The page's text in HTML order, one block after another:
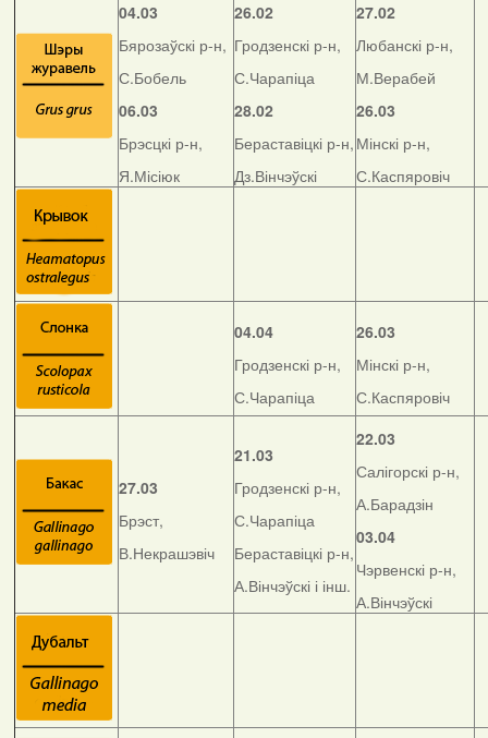
04.03
Бярозаўскі р-н,
С.Бобель
06.03
Брэсцкі р-н,
Я.Місіюк
26.02
Гродзенскі р-н,
С.Чарапіца
28.02
Бераставіцкі р-н,
Дз.Вінчэўскі
27.02
Любанскі р-н,
М.Верабей
26.03
Мінскі р-н,
С.Каспяровіч
04.04
Гродзенскі р-н,
С.Чарапіца
26.03
Мінскі р-н,
С.Каспяровіч
27.03
Брэст,
В.Некрашэвіч
21.03
Гродзенскі р-н,
С.Чарапіца
Бераставіцкі р-н,
А.Вінчэўскі і інш.
22.03
Салігорскі р-н,
А.Барадзін
03.04
Чэрвенскі р-н,
А.Вінчэўскі